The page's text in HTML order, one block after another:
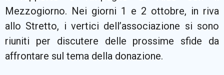
Mezzogiorno. Nei giorni 1 e 2 ottobre, in riva
allo Stretto, i vertici dell’associazione si sono
riuniti per discutere delle prossime sfide da
affrontare sul tema della donazione.